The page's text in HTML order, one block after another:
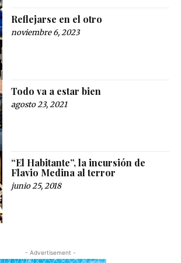
Reflejarse en el otro
noviembre 6, 2023
Todo va a estar bien
agosto 23, 2021
“El Habitante”, la incursión de
Flavio Medina al terror
junio 25, 2018
- Advertisement -